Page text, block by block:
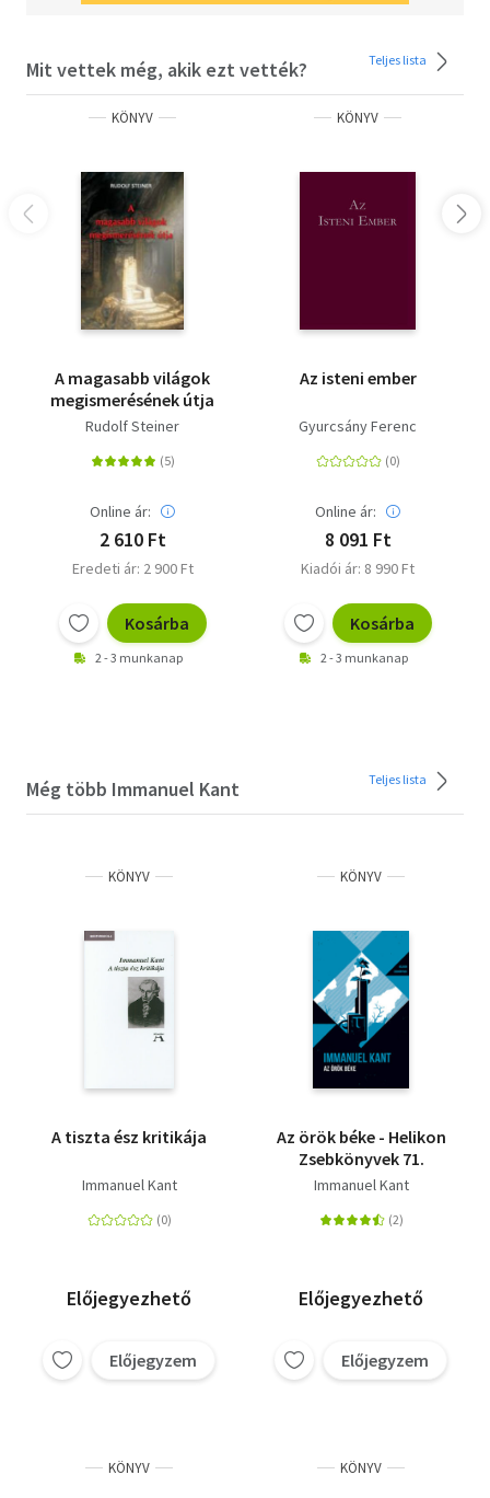
Mit vettek még, akik ezt vették? Teljes lista
KÖNYV
A magasabb világok
megismerésének útja
Rudolf Steiner
Online ár:
2 610 Ft
Eredeti ár: 2 900 Ft
Kosárba
2 - 3 munkanap
KÖNYV
Az isteni ember
Gyurcsány Ferenc
Online ár:
8 091 Ft
Kiadói ár: 8 990 Ft
Kosárba
2 - 3 munkanap
Még több Immanuel Kant Teljes lista
KÖNYV
A tiszta ész kritikája
Immanuel Kant
Előjegyezhető
Előjegyzem
KÖNYV
Az örök béke - Helikon
Zsebkönyvek 71.
Immanuel Kant
Előjegyezhető
Előjegyzem
KÖNYV KÖNYV